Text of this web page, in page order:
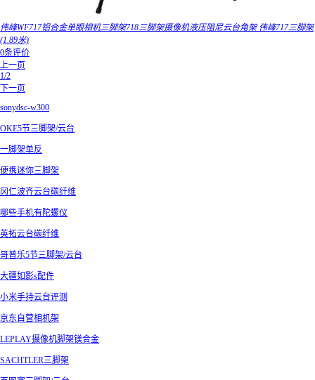
伟峰WF717铝合金单眼相机三脚架718三脚架摄像机液压阻尼云台角架 伟峰717三脚架
(1.89米)
0条评价
上一页
1/2
下一页
sonydsc-w300
OKE5节三脚架/云台
一脚架单反
便携迷你三脚架
冈仁波齐云台碳纤维
哪些手机有陀螺仪
英拓云台碳纤维
哥普乐5节三脚架/云台
大疆如影s配件
小米手持云台评测
京东自营相机架
LEPLAY摄像机脚架镁合金
SACHTLER三脚架